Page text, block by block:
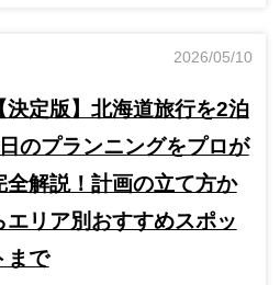
2026/05/10
決定版】北海道旅行を2泊
のプランニングをプロが
全解説！計画の立て方か
エリア別おすすめスポッ
まで